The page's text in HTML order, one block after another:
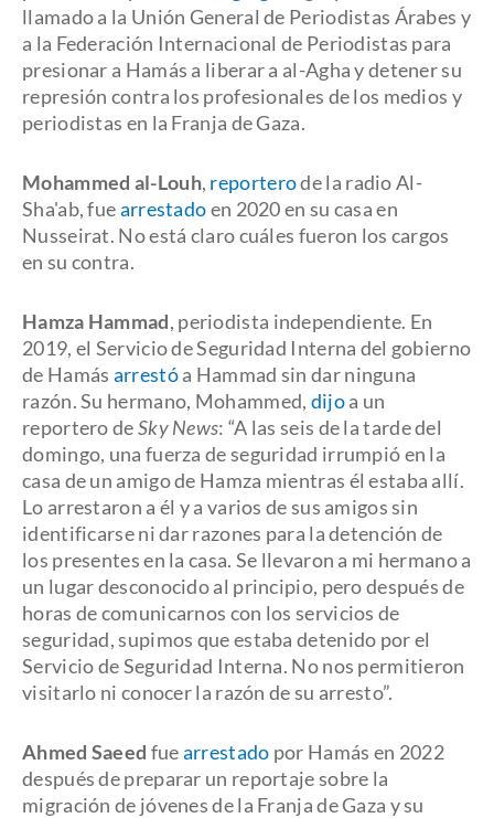
llamado a la Unión General de Periodistas Árabes y
a la Federación Internacional de Periodistas para
presionar a Hamás a liberar a al-Agha y detener su
represión contra los profesionales de los medios y
periodistas en la Franja de Gaza.
Mohammed al-Louh, reporterode la radio Al-
Sha'ab, fuearrestadoen 2020 en su casa en
Nusseirat. No está claro cuáles fueron los cargos
en su contra.
Hamza Hammad, periodista independiente. En
2019, el Servicio de Seguridad Interna del gobierno
de Hamás arrestóa Hammad sin dar ninguna
razón. Su hermano, Mohammed, dijoa un
reportero deSky News: “A las seis de la tarde del
domingo, una fuerza de seguridad irrumpió en la
casa de un amigo de Hamza mientras él estaba allí.
Lo arrestaron a él y a varios de sus amigos sin
identificarse ni dar razones para la detención de
los presentes en la casa. Se llevaron a mi hermano a
un lugar desconocido al principio, pero después de
horas de comunicarnos con los servicios de
seguridad, supimos que estaba detenido por el
Servicio de Seguridad Interna. No nos permitieron
visitarlo ni conocer la razón de su arresto”.
Ahmed Saeed fuearrestado por Hamás en 2022
después de preparar un reportaje sobre la
migración de jóvenes de la Franja de Gaza y su